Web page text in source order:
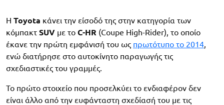
Η Toyota κάνει την είσοδό της στην κατηγορία των
κόμπακτ SUV με το C-HR (Coupe High-Rider), το οποίο
έκανε την πρώτη εμφάνισή του ως πρωτότυπο το 2014,
ενώ διατήρησε στο αυτοκίνητο παραγωγής τις
σχεδιαστικές του γραμμές.
Το πρώτο στοιχείο που προσελκύει το ενδιαφέρον δεν
είναι άλλο από την ευφάνταστη σχεδίασή του με τις